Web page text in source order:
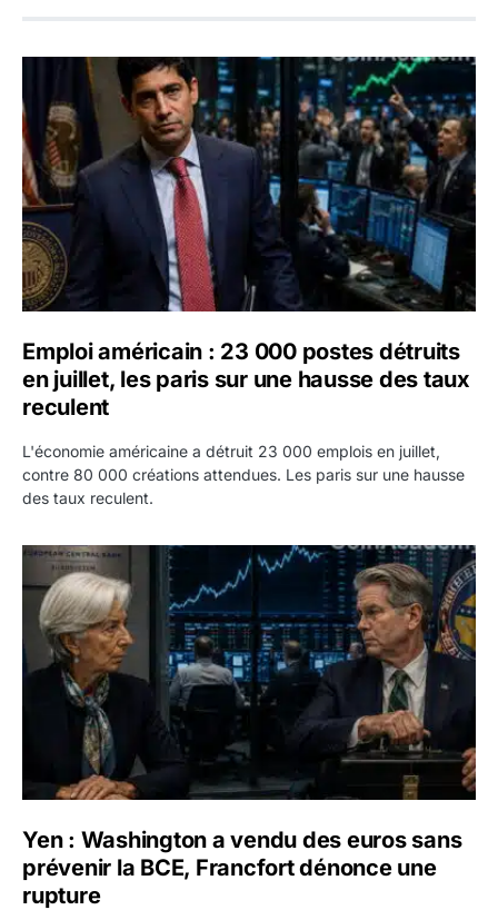
Emploi américain : 23 000 postes détruits en juillet, les
Emploi américain : 23 000 postes détruits
en juillet, les paris sur une hausse des taux
reculent
L'économie américaine a détruit 23 000 emplois en juillet,
contre 80 000 créations attendues. Les paris sur une hausse
des taux reculent.
Yen : Washington a vendu des euros sans prévenir la
Yen : Washington a vendu des euros sans
prévenir la BCE, Francfort dénonce une
rupture